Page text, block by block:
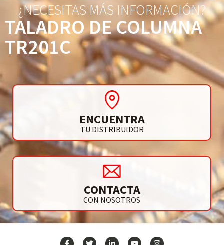
¿NECESITAS MÁS INFORMACIÓN?
TALADRO DE COLUMNA
TR201C
ENCUENTRA
TU DISTRIBUIDOR
CONTACTA
CON NOSOTROS